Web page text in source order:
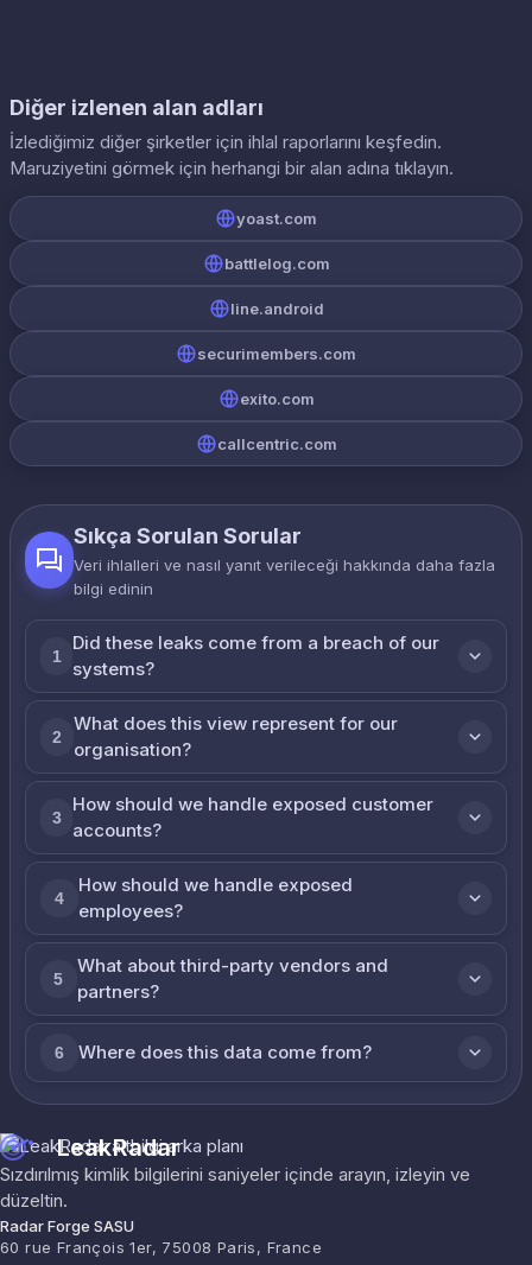
Diğer izlenen alan adları
İzlediğimiz diğer şirketler için ihlal raporlarını keşfedin.
Maruziyetini görmek için herhangi bir alan adına tıklayın.
yoast.com
battlelog.com
line.android
securimembers.com
exito.com
callcentric.com
Sıkça Sorulan Sorular
Veri ihlalleri ve nasıl yanıt verileceği hakkında daha fazla
bilgi edinin
1
Did these leaks come from a breach of our
systems?
2
What does this view represent for our
organisation?
3
How should we handle exposed customer
accounts?
4
How should we handle exposed
employees?
5
What about third-party vendors and
partners?
6 Where does this data come from?
LeakRadar
Sızdırılmış kimlik bilgilerini saniyeler içinde arayın, izleyin ve
düzeltin.
Radar Forge SASU
60 rue François 1er, 75008 Paris, France